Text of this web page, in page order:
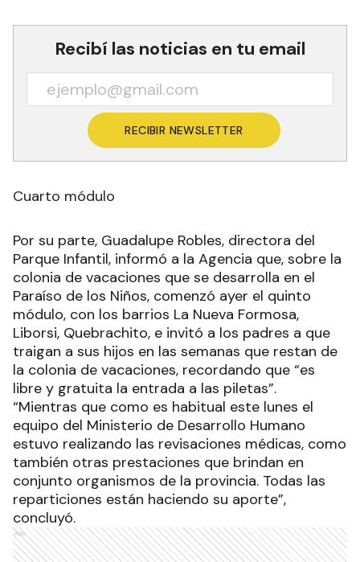
Recibí las noticias en tu email
RECIBIR NEWSLETTER
Cuarto módulo
Por su parte, Guadalupe Robles, directora del
Parque Infantil, informó a la Agencia que, sobre la
colonia de vacaciones que se desarrolla en el
Paraíso de los Niños, comenzó ayer el quinto
módulo, con los barrios La Nueva Formosa,
Liborsi, Quebrachito, e invitó a los padres a que
traigan a sus hijos en las semanas que restan de
la colonia de vacaciones, recordando que “es
libre y gratuita la entrada a las piletas”.
“Mientras que como es habitual este lunes el
equipo del Ministerio de Desarrollo Humano
estuvo realizando las revisaciones médicas, como
también otras prestaciones que brindan en
conjunto organismos de la provincia. Todas las
reparticiones están haciendo su aporte”,
concluyó.
Ads